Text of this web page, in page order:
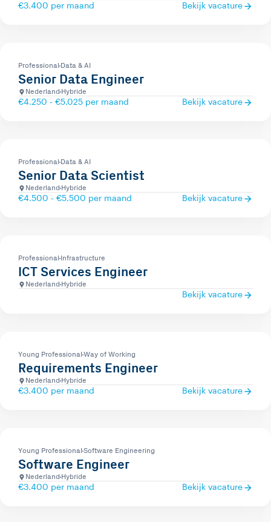
€3.400 per maand Bekijk vacature
Professional Data & AI
Senior Data Engineer
Nederland Hybride
€4.250 - €5.025 per maand Bekijk vacature
Professional Data & AI
Senior Data Scientist
Nederland Hybride
€4.500 - €5.500 per maand Bekijk vacature
Professional Infrastructure
ICT Services Engineer
Nederland Hybride
Bekijk vacature
Young Professional Way of Working
Requirements Engineer
Nederland Hybride
€3.400 per maand Bekijk vacature
Young Professional Software Engineering
Software Engineer
Nederland Hybride
€3.400 per maand Bekijk vacature